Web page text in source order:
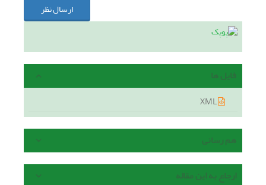
ارسال نظر
فایل ها
هم رسانی
ارجاع به این مقاله